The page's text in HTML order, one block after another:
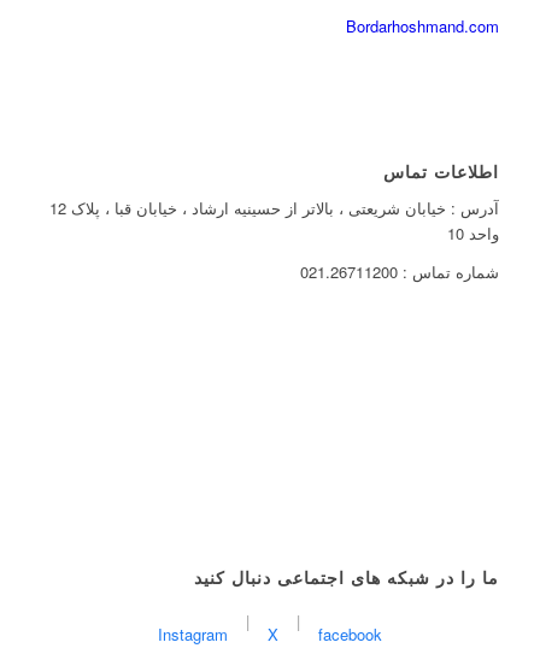
Bordarhoshmand.com
اطلاعات تماس
آدرس : خیابان شریعتی ، بالاتر از حسینیه ارشاد ، خیابان قبا ، پلاک 12
واحد 10
شماره تماس : 021.26711200
ما را در شبکه های اجتماعی دنبال کنید
facebook
|
X
|
Instagram